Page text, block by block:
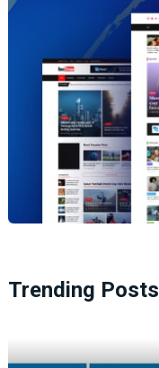
Trending Posts